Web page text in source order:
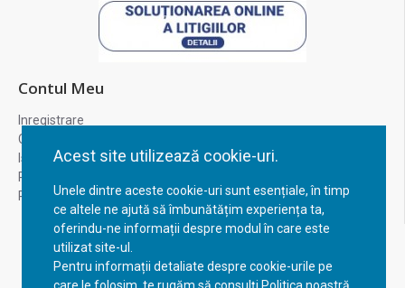
Acest site utilizează cookie-uri.
Unele dintre aceste cookie-uri sunt esențiale, în timp
ce altele ne ajută să îmbunătățim experiența ta,
oferindu-ne informații despre modul în care este
utilizat site-ul.
Pentru informații detaliate despre cookie-urile pe
Contul Meu
Inregistrare
Contul meu
Istoric comenzi
Recuperare parola
Returnare produs